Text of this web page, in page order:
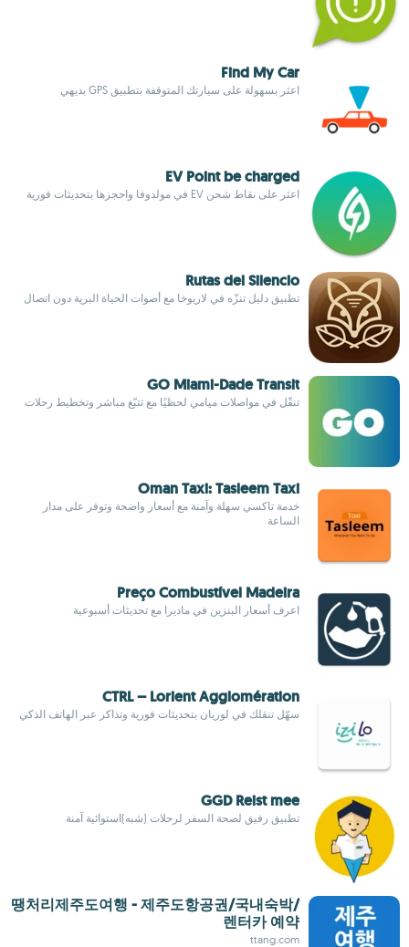
Find My Car
اعثر بسهولة على سيارتك المتوقفة بتطبيق GPS بديهي
EV Point be charged
اعثر على نقاط شحن EV في مولدوفا واحجزها بتحديثات فورية
Rutas del Silencio
تطبيق دليل تنزّه في لاريوخا مع أصوات الحياة البرية دون اتصال
GO Miami-Dade Transit
تنقّل في مواصلات ميامي لحظيًا مع تتبّع مباشر وتخطيط رحلات
Oman Taxi: Tasleem Taxi
خدمة تاكسي سهلة وآمنة مع أسعار واضحة وتوفر على مدار
الساعة
Preço Combustível Madeira
اعرف أسعار البنزين في ماديرا مع تحديثات أسبوعية
CTRL – Lorient Agglomération
سهّل تنقلك في لوريان بتحديثات فورية وتذاكر عبر الهاتف الذكي
GGD Reist mee
تطبيق رفيق لصحة السفر لرحلات (شبه)استوائية آمنة
땡처리제주도여행 - 제주도항공권/국내숙박/
렌터카 예약
ttang.com